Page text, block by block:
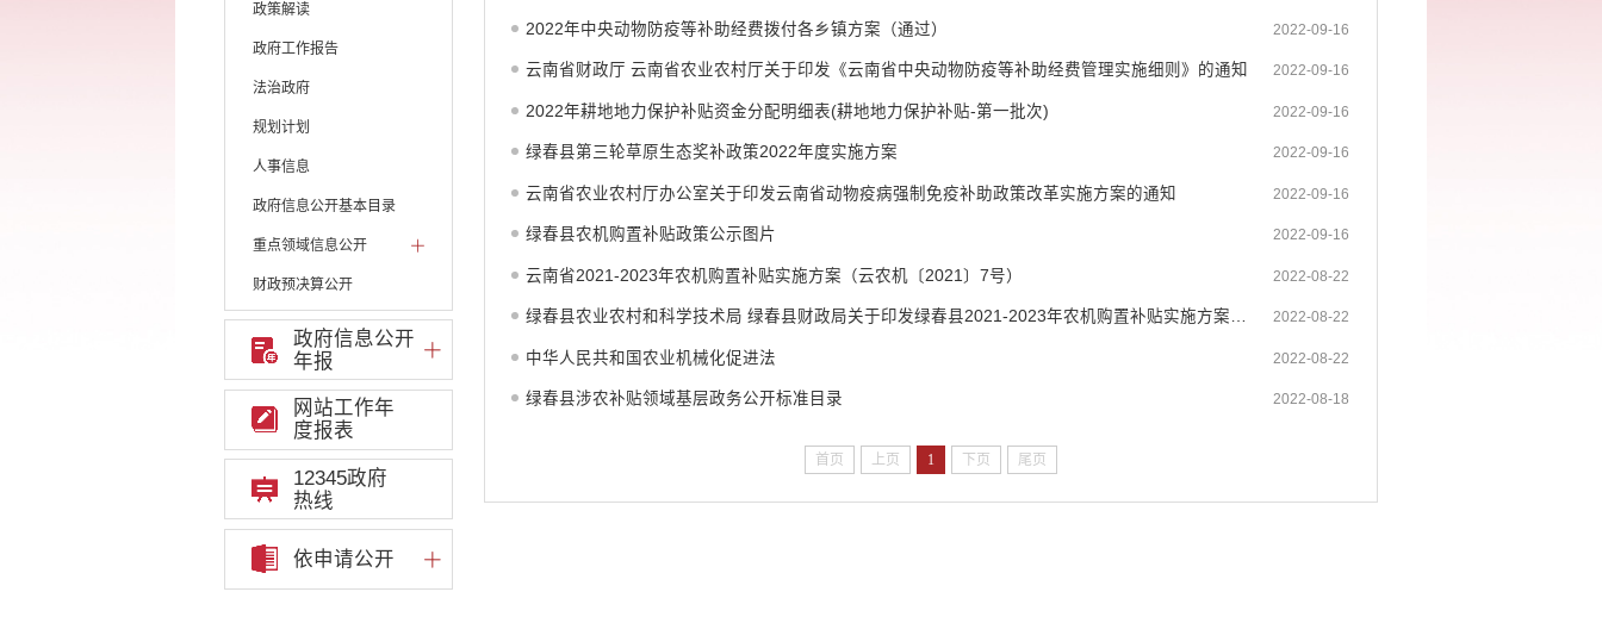
政策解读
政府工作报告
法治政府
规划计划
人事信息
政府信息公开基本目录
重点领域信息公开
财政预决算公开
人大建议和政协提案
机构职能
权责清单
行政许可
行政处罚和行政强制
行政事业性收费
政府集中采购
政府信息公开
年报
网站工作年
度报表
12345政府
热线
依申请公开
2022年中央动物防疫等补助经费拨付各乡镇方案（通过） 2022-09-16
云南省财政厅 云南省农业农村厅关于印发《云南省中央动物防疫等补助经费管理实施细则》的通知 2022-09-16
2022年耕地地力保护补贴资金分配明细表(耕地地力保护补贴-第一批次) 2022-09-16
绿春县第三轮草原生态奖补政策2022年度实施方案 2022-09-16
云南省农业农村厅办公室关于印发云南省动物疫病强制免疫补助政策改革实施方案的通知 2022-09-16
绿春县农机购置补贴政策公示图片 2022-09-16
云南省2021-2023年农机购置补贴实施方案（云农机〔2021〕7号） 2022-08-22
绿春县农业农村和科学技术局 绿春县财政局关于印发绿春县2021-2023年农机购置补贴实施方案的通知 2022-08-22
中华人民共和国农业机械化促进法 2022-08-22
绿春县涉农补贴领域基层政务公开标准目录 2022-08-18
首页 上页 1 下页 尾页